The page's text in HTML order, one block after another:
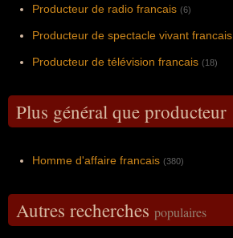
Producteur de radio francais (6)
Producteur de spectacle vivant francais
Producteur de télévision francais (18)
Plus général que producteur
Homme d'affaire francais (380)
Autres recherches populaires